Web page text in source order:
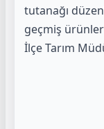
tutanağı
geçmiş
İlçe Tarım